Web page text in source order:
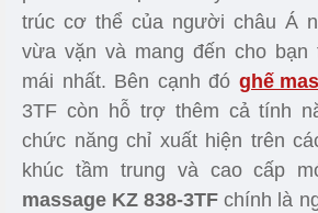
trúc cơ thể của người châu Á
vừa vặn và mang đến cho bạn
mái nhất. Bên cạnh đó ghế
3TF còn hỗ trợ thêm cả tính
chức năng chỉ xuất hiện trên
khúc tầm trung và cao cấp
massage KZ 838-3TF chính là